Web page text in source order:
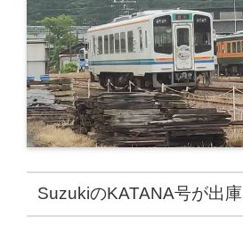
SuzukiのKATANA号が出庫